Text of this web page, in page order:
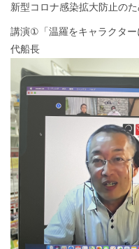
新型コロナ感染拡大防止の
講演① 「温羅をキャラクタ
代船長